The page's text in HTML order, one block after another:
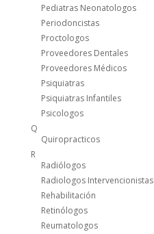
Pediatras Neonatologos
Periodoncistas
Proctologos
Proveedores Dentales
Proveedores Médicos
Psiquiatras
Psiquiatras Infantiles
Psicologos
Q
Quiropracticos
R
Radiólogos
Radiologos Intervencionistas
Rehabilitación
Retinólogos
Reumatologos